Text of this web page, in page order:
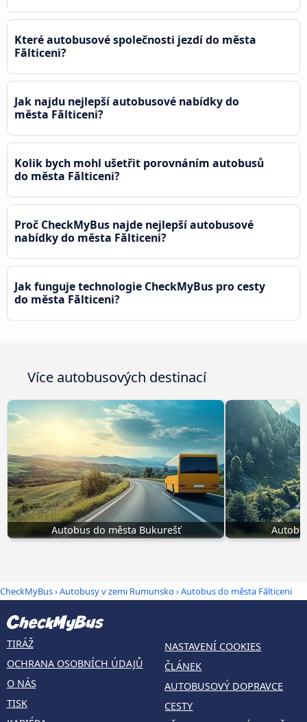
Které autobusové společnosti jezdí do města
Fălticeni?
Jak najdu nejlepší autobusové nabídky do
města Fălticeni?
Kolik bych mohl ušetřit porovnáním autobusů
do města Fălticeni?
Proč CheckMyBus najde nejlepší autobusové
nabídky do města Fălticeni?
Jak funguje technologie CheckMyBus pro cesty
do města Fălticeni?
Více autobusových destinací
Autobus do města Bukurešť
CheckMyBus›Autobusy v zemi Rumunsko› Autobus do města Fălticeni
TIRÁŽ
OCHRANA OSOBNÍCH ÚDAJŮ
O NÁS
TISK
NASTAVENÍ COOKIES
ČLÁNEK
AUTOBUSOVÝ DOPRAVCE
CESTY